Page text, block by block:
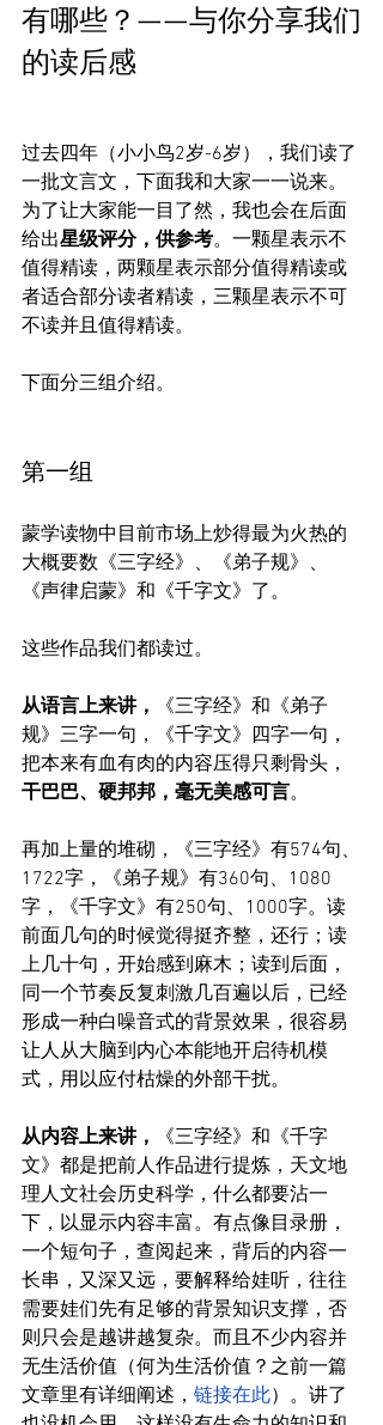
有哪些？——与你分享我们
的读后感
过去四年（小小鸟2岁-6岁），我们读了
一批文言文，下面我和大家一一说来。
为了让大家能一目了然，我也会在后面
给出星级评分，供参考。一颗星表示不
值得精读，两颗星表示部分值得精读或
者适合部分读者精读，三颗星表示不可
不读并且值得精读。
下面分三组介绍。
第一组
蒙学读物中目前市场上炒得最为火热的
大概要数《三字经》、《弟子规》、
《声律启蒙》和《千字文》了。
这些作品我们都读过。
从语言上来讲，
《三字经》和《弟子
规》三字一句，《千字文》四字一句，
把本来有血有肉的内容压得只剩骨头，
干巴巴、硬邦邦，毫无美感可言。
再加上量的堆砌，《三字经》有574句、
1722字，《弟子规》有360句、1080
字，《千字文》有250句、1000字。读
前面几句的时候觉得挺齐整，还行；读
上几十句，开始感到麻木；读到后面，
同一个节奏反复刺激几百遍以后，已经
形成一种白噪音式的背景效果，很容易
让人从大脑到内心本能地开启待机模
式，用以应付枯燥的外部干扰。
从内容上来讲，
《三字经》和《千字
文》都是把前人作品进行提炼，天文地
理人文社会历史科学，什么都要沾一
下，以显示内容丰富。有点像目录册，
一个短句子，查阅起来，背后的内容一
长串，又深又远，要解释给娃听，往往
需要娃们先有足够的背景知识支撑，否
则只会是越讲越复杂。而且不少内容并
无生活价值（何为生活价值？之前一篇
文章里有详细阐述， 链接在此）。讲了